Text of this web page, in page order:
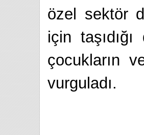
özel sektör
için
çocukların
vurguladı.